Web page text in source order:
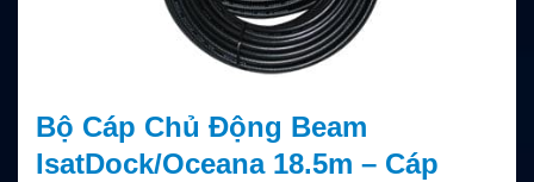
Bộ Cáp Chủ Động Beam
IsatDock/Oceana 18.5m – Cáp